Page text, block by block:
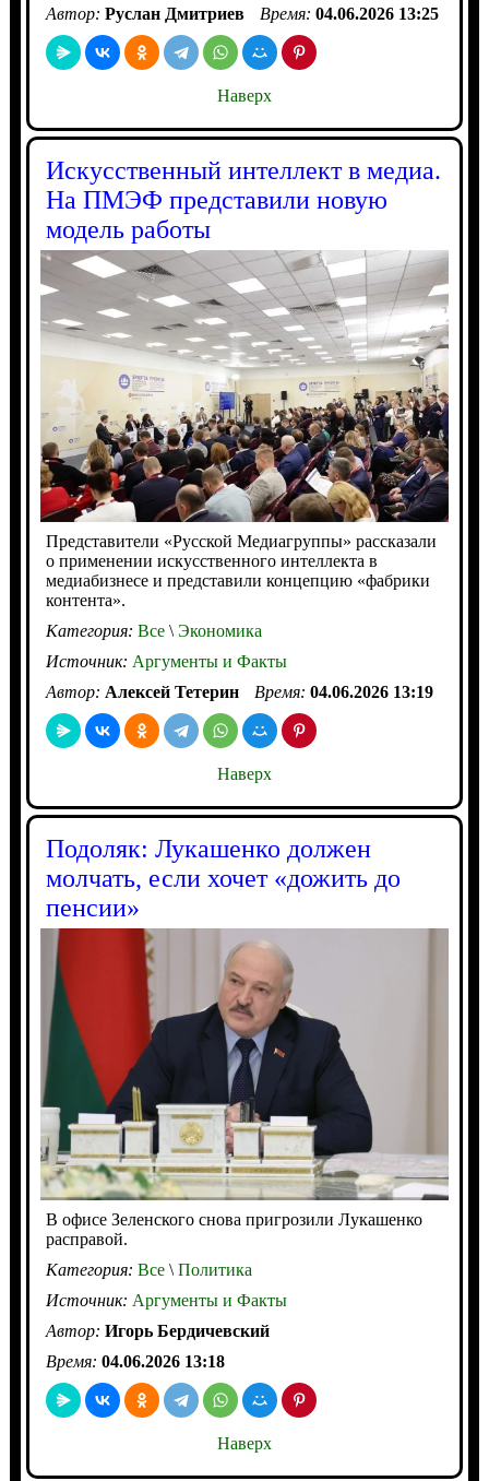
Автор: Руслан Дмитриев Время: 04.06.2026 13:25
Наверх
Искусственный интеллект в медиа.
На ПМЭФ представили новую
модель работы
Представители «Русской Медиагруппы» рассказали
о применении искусственного интеллекта в
медиабизнесе и представили концепцию «фабрики
контента».
Категория: Все\Экономика
Источник: Аргументы и Факты
Автор: Алексей Тетерин Время: 04.06.2026 13:19
Наверх
Подоляк: Лукашенко должен
молчать, если хочет «дожить до
пенсии»
В офисе Зеленского снова пригрозили Лукашенко
расправой.
Категория: Все\Политика
Источник: Аргументы и Факты
Автор: Игорь Бердичевский
Время: 04.06.2026 13:18
Наверх